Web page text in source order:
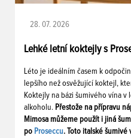
28. 07. 2026
Lehké letní koktejly s
Léto je ideálním časem k
lepšího než osvěžující koktejl,
Koktejly na bázi šumivého vína
alkoholu. Přestože na přípravu
Mimosa můžeme použít i jiná
po Proseccu. Toto italské šumivé